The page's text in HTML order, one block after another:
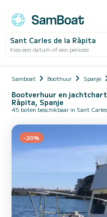
Sant Carles de la Ràpita
Kies een datum of een periode
Samboat Boothuur Spanje
Bootverhuur en
Ràpita, Spanje
45 boten beschikbaar in Sant
-20%